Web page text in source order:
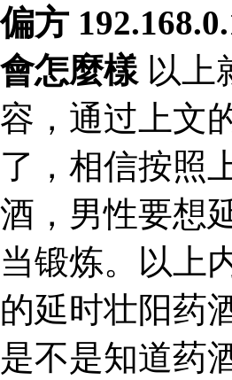
偏方
會怎麼樣 以上
容，通过上文
了，相信按照
酒，男性要想
当锻炼。以上
的延时壮阳药
是不是知道药